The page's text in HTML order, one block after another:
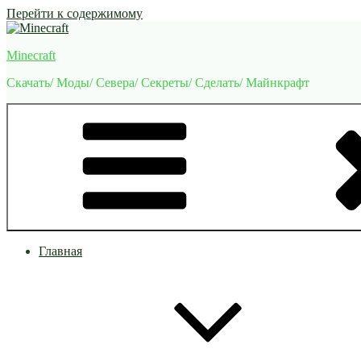
Перейти к содержимому
Minecraft
Скачать/ Моды/ Севера/ Секреты/ Сделать/ Майнкрафт
Главная